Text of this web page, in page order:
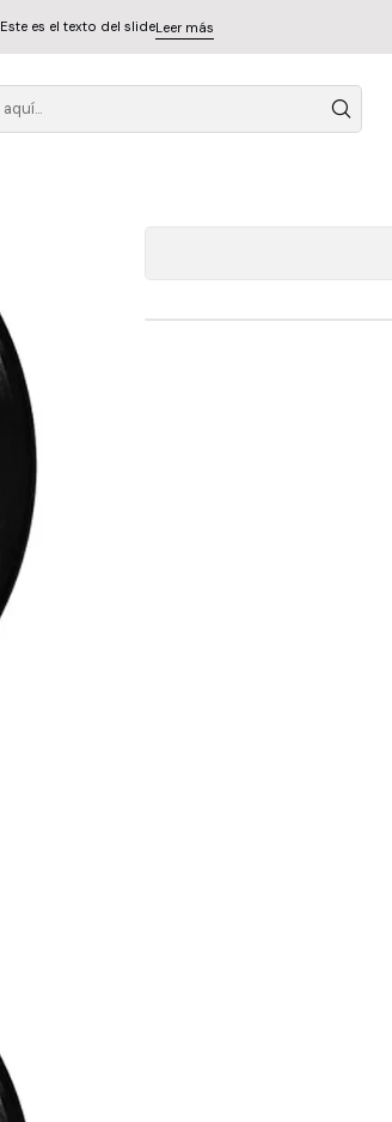
Este es el texto del slideLeer más
The Police